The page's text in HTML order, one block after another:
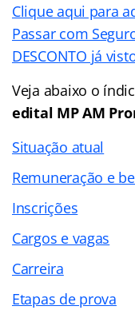
Clique aqui para
Passar com
DESCONTO já
Veja abaixo o
edital MP AM
Situação atual
Remuneração e
Inscrições
Cargos e vagas
Carreira
Etapas de prova